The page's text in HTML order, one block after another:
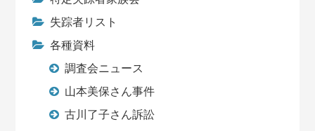
失踪者リスト
各種資料
調査会ニュース
山本美保さん事件
古川了子さん訴訟